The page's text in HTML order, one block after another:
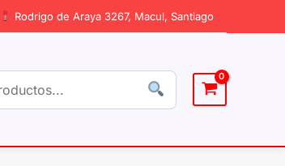
Rodrigo de Araya 3267, Macul, Santiago